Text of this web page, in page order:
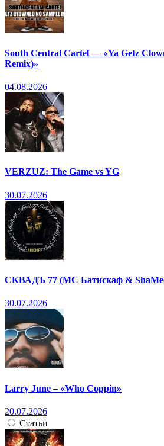
South Central Cartel — «Ya Getz
Remix)»
04.08.2026
VERZUZ: The Game vs YG
30.07.2026
СКВАДЪ 77 (МС Батискаф &
30.07.2026
Larry June – «Who Coppin»
20.07.2026
Статьи